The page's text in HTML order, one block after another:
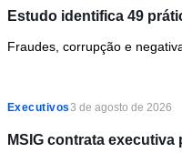
Estudo identifica 49
Fraudes, corrupção e
Executivos3 de agosto de 2026
MSIG contrata